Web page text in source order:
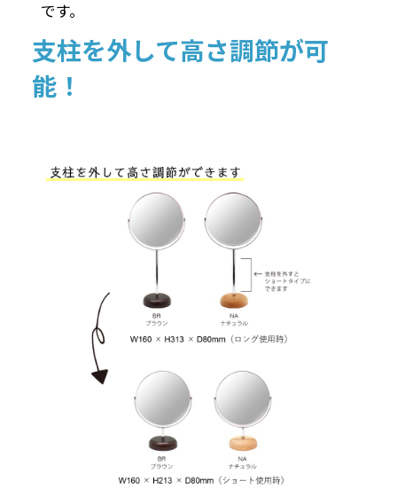
です。
支柱を外して高さ調節が可
能！